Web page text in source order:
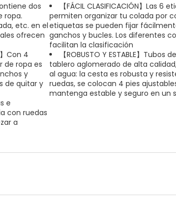
dos
ropa.
etc. en el
ofrecen
【FÁCIL CLASIFICACIÓN】Las
permiten organizar tu colada por
etiquetas se pueden fijar
ganchos y bucles. Los diferentes
facilitan la clasificación
】Con 4
de ropa es
y
de quitar y
【ROBUSTO Y ESTABLE】Tubos
tablero aglomerado de alta
al agua: la cesta es robusta y
ruedas, se colocan 4 pies
mantenga estable y seguro en un
e
con ruedas
a